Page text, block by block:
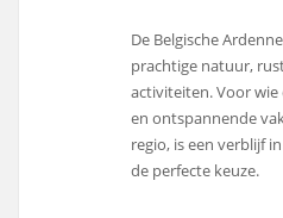
De Belgische
prachtige natuur,
activiteiten. Voor wie
en ontspannende
regio, is een verblijf
de perfecte keuze.